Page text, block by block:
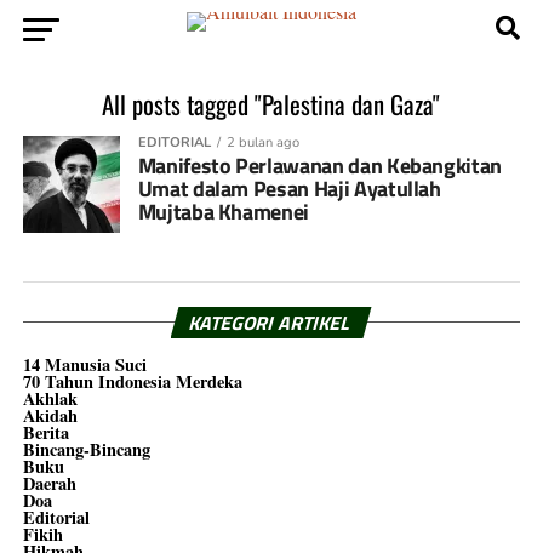
All posts tagged "Palestina dan Gaza"
EDITORIAL 2 bulan ago
Manifesto Perlawanan dan Kebangkitan
Umat dalam Pesan Haji Ayatullah
Mujtaba Khamenei
KATEGORI ARTIKEL
14 Manusia Suci
70 Tahun Indonesia Merdeka
Akhlak
Akidah
Berita
Bincang-Bincang
Buku
Daerah
Doa
Editorial
Fikih